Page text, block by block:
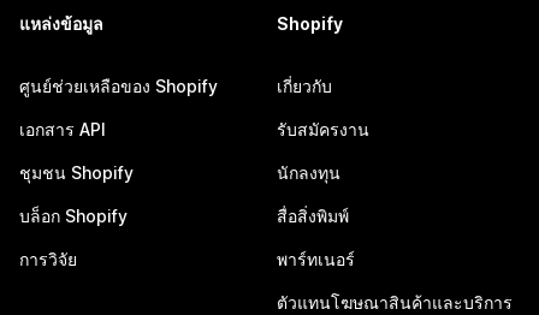
แหล่งข้อมูล
ศูนย์ช่วยเหลือของ Shopify
เอกสาร API
ชุมชน Shopify
บล็อก Shopify
การวิจัย
Shopify
เกี่ยวกับ
รับสมัครงาน
นักลงทุน
สื่อสิ่งพิมพ์
พาร์ทเนอร์
ตัวแทนโฆษณาสินค้าและบริการ